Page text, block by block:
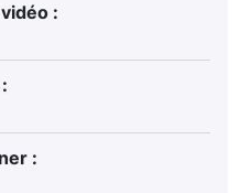
:
: